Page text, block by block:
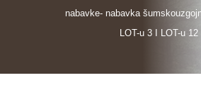
nabavke- nabavka
LOT-u 3 I LOT-u 12